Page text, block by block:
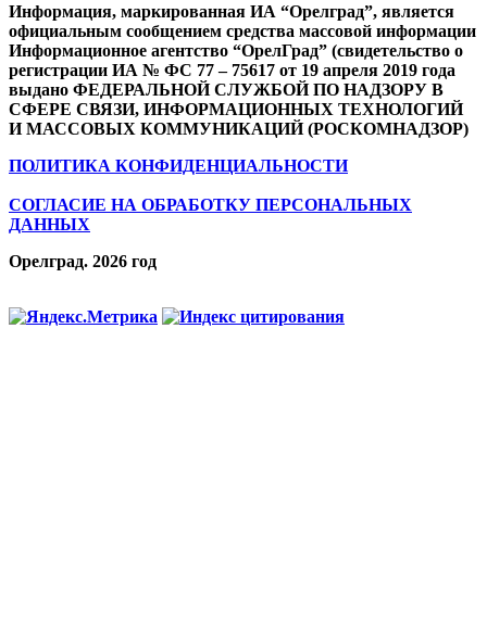
Информация, маркированная ИА “Орелград”, является
официальным сообщением средства массовой информации
Информационное агентство “ОрелГрад” (свидетельство о
регистрации ИА № ФС 77 – 75617 от 19 апреля 2019 года
выдано ФЕДЕРАЛЬНОЙ СЛУЖБОЙ ПО НАДЗОРУ В
СФЕРЕ СВЯЗИ, ИНФОРМАЦИОННЫХ ТЕХНОЛОГИЙ
И МАССОВЫХ КОММУНИКАЦИЙ (РОСКОМНАДЗОР)
ПОЛИТИКА КОНФИДЕНЦИАЛЬНОСТИ
СОГЛАСИЕ НА ОБРАБОТКУ ПЕРСОНАЛЬНЫХ
ДАННЫХ
Орелград. 2026 год